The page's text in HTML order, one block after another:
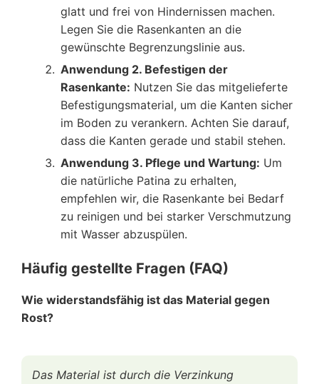
glatt und frei von Hindernissen machen.
Legen Sie die Rasenkanten an die
gewünschte Begrenzungslinie aus.
Anwendung 2. Befestigen der
Rasenkante: Nutzen Sie das mitgelieferte
Befestigungsmaterial, um die Kanten sicher
im Boden zu verankern. Achten Sie darauf,
dass die Kanten gerade und stabil stehen.
Anwendung 3. Pflege und Wartung: Um
die natürliche Patina zu erhalten,
empfehlen wir, die Rasenkante bei Bedarf
zu reinigen und bei starker Verschmutzung
mit Wasser abzuspülen.
Häufig gestellte Fragen (FAQ)
Wie widerstandsfähig ist das Material gegen
Rost?
Das Material ist durch die Verzinkung